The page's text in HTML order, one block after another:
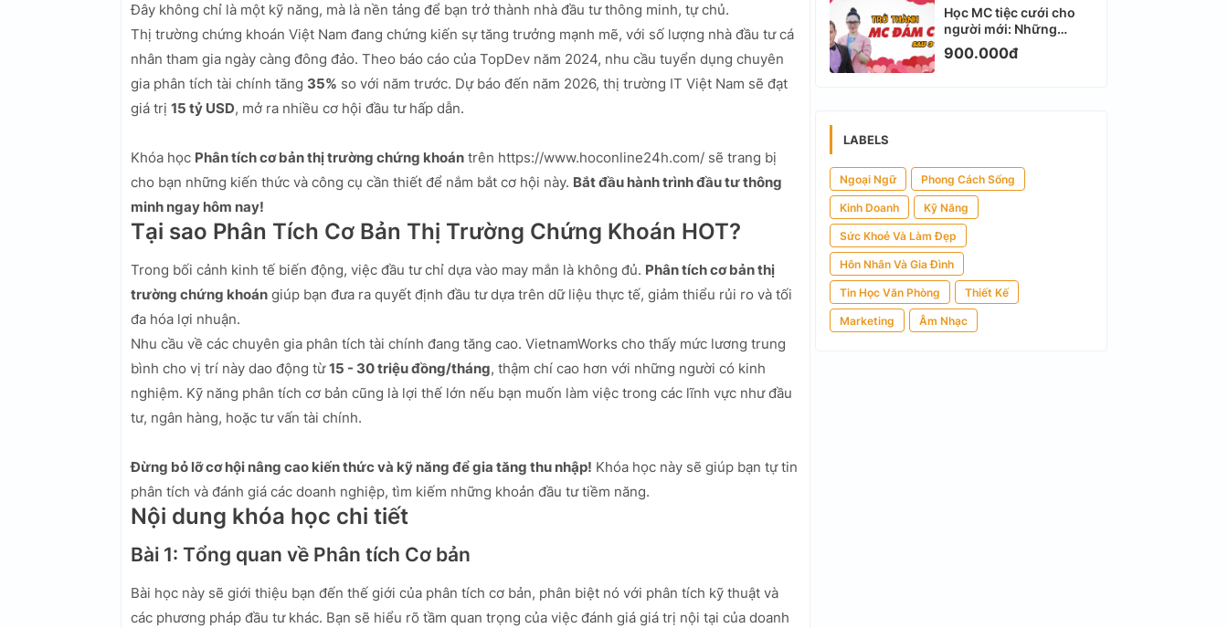
Đây không chỉ là một kỹ năng, mà là nền tảng để bạn trở thành nhà đầu tư thông minh, tự chủ.
Thị trường chứng khoán Việt Nam đang chứng kiến sự tăng trưởng mạnh mẽ, với số lượng nhà đầu tư cá
nhân tham gia ngày càng đông đảo. Theo báo cáo của TopDev năm 2024, nhu cầu tuyển dụng chuyên
gia phân tích tài chính tăng 35% so với năm trước. Dự báo đến năm 2026, thị trường IT Việt Nam sẽ đạt
giá trị 15 tỷ USD, mở ra nhiều cơ hội đầu tư hấp dẫn.
Khóa học Phân tích cơ bản thị trường chứng khoán trên https://www.hoconline24h.com/ sẽ trang bị
cho bạn những kiến thức và công cụ cần thiết để nắm bắt cơ hội này. Bắt đầu hành trình đầu tư thông
minh ngay hôm nay!
Tại sao Phân Tích Cơ Bản Thị Trường Chứng Khoán HOT?
Trong bối cảnh kinh tế biến động, việc đầu tư chỉ dựa vào may mắn là không đủ. Phân tích cơ bản thị
trường chứng khoán giúp bạn đưa ra quyết định đầu tư dựa trên dữ liệu thực tế, giảm thiểu rủi ro và tối
đa hóa lợi nhuận.
Nhu cầu về các chuyên gia phân tích tài chính đang tăng cao. VietnamWorks cho thấy mức lương trung
bình cho vị trí này dao động từ15 - 30 triệu đồng/tháng, thậm chí cao hơn với những người có kinh
nghiệm. Kỹ năng phân tích cơ bản cũng là lợi thế lớn nếu bạn muốn làm việc trong các lĩnh vực như đầu
tư, ngân hàng, hoặc tư vấn tài chính.
Đừng bỏ lỡ cơ hội nâng cao kiến thức và kỹ năng để gia tăng thu nhập! Khóa học này sẽ giúp bạn tự tin
phân tích và đánh giá các doanh nghiệp, tìm kiếm những khoản đầu tư tiềm năng.
Nội dung khóa học chi tiết
Bài 1: Tổng quan về Phân tích Cơ bản
Bài học này sẽ giới thiệu bạn đến thế giới của phân tích cơ bản, phân biệt nó với phân tích kỹ thuật và
các phương pháp đầu tư khác. Bạn sẽ hiểu rõ tầm quan trọng của việc đánh giá giá trị nội tại của doanh
Học MC tiệc cưới cho
người mới: Những
ngày đầu thực sự khá
ngợp
900.000đ
LABELS
Ngoại Ngữ Phong Cách Sống
Kinh Doanh Kỹ Năng
Sức Khoẻ Và Làm Đẹp
Hôn Nhân Và Gia Đình
Tin Học Văn Phòng Thiết Kế
Marketing Âm Nhạc